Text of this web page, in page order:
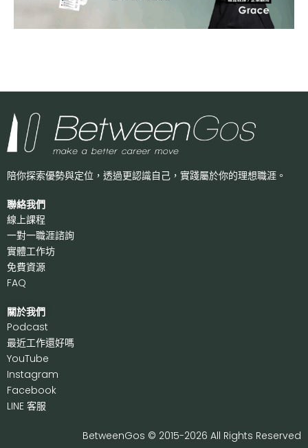
陪你探索優勢與定位，透過更認識自己， 實踐屬於你的理想職涯。
聯絡我們
線上課程
一對一職涯諮詢
實體工作坊
免費資源
FAQ
關於我們
Podcast
最近工作還好嗎
YouTube
Instagram
Facebook
LINE 客服
BetweenGos © 2015-2026 All Rights Reserved